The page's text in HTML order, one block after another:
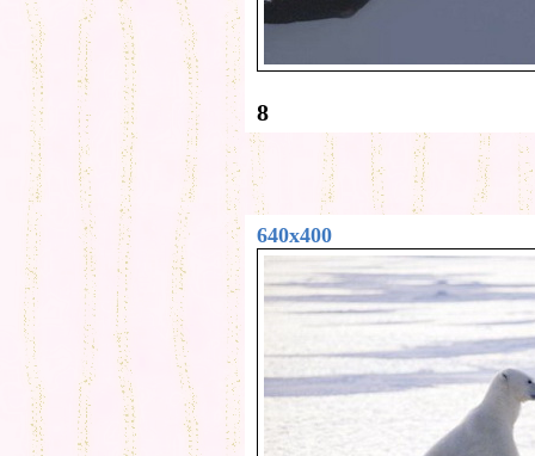
8
640x400